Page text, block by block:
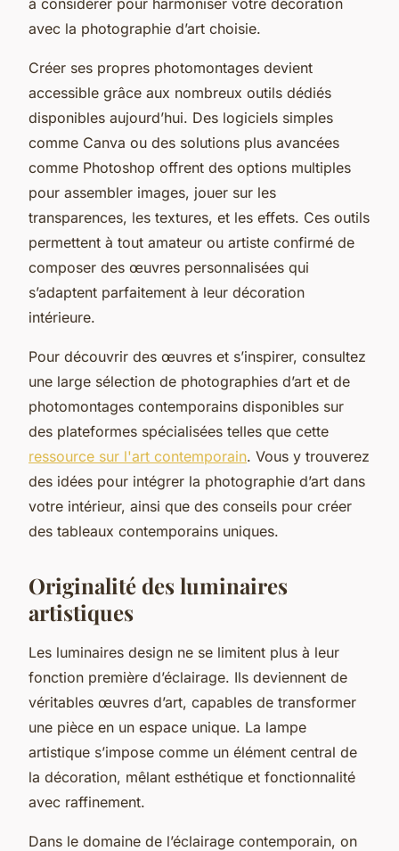
avec la photographie d’art choisie.
Créer ses propres photomontages devient
accessible grâce aux nombreux outils dédiés
disponibles aujourd’hui. Des logiciels simples
comme Canva ou des solutions plus avancées
comme Photoshop offrent des options multiples
pour assembler images, jouer sur les
transparences, les textures, et les effets. Ces outils
permettent à tout amateur ou artiste confirmé de
composer des œuvres personnalisées qui
s’adaptent parfaitement à leur décoration
intérieure.
Pour découvrir des œuvres et s’inspirer, consultez
une large sélection de photographies d’art et de
photomontages contemporains disponibles sur
des plateformes spécialisées telles que cette
ressource sur l'art contemporain. Vous y trouverez
des idées pour intégrer la photographie d’art dans
votre intérieur, ainsi que des conseils pour créer
des tableaux contemporains uniques.
Originalité des luminaires
artistiques
Les luminaires design ne se limitent plus à leur
fonction première d’éclairage. Ils deviennent de
véritables œuvres d’art, capables de transformer
une pièce en un espace unique. La lampe
artistique s’impose comme un élément central de
la décoration, mêlant esthétique et fonctionnalité
avec raffinement.
Dans le domaine de l’éclairage contemporain, on